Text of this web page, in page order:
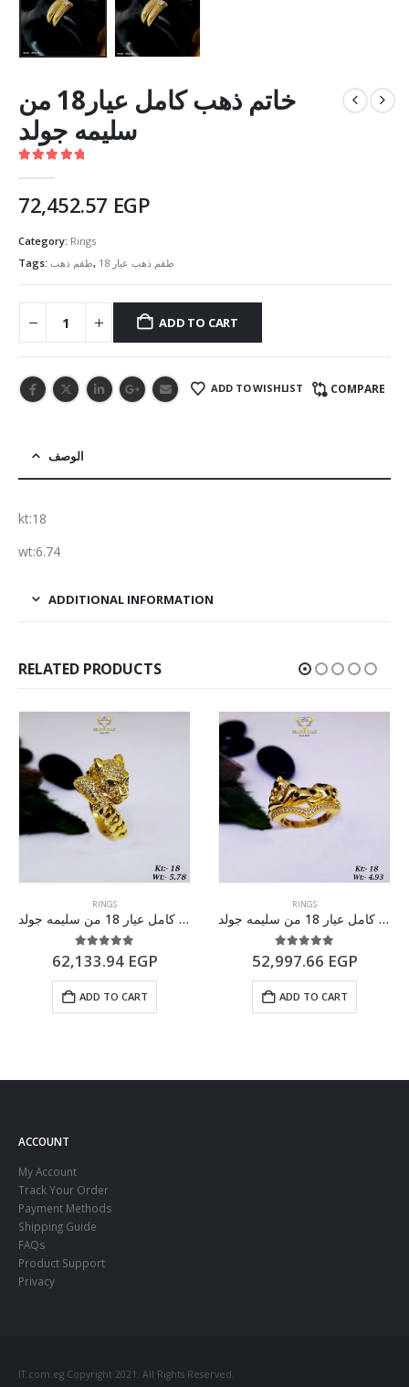
خاتم ذهب كامل عيار18 من
سليمه جولد
72,452.57 EGP
Category: Rings
Tags: طقم ذهب, طقم ذهب عيار 18
ADD TO CART
ADD TO WISHLIST COMPARE
الوصف
kt:18
wt:6.74
ADDITIONAL INFORMATION
RELATED PRODUCTS
RINGS
خاتم ذهب كامل عيار 18 من سليمه جولد
5.00 out of 5
62,133.94 EGP
ADD TO CART
RINGS
خاتم ذهب كامل عيار 18 من سليمه جولد
5.00 out of 5
52,997.66 EGP
ADD TO CART
ACCOUNT
My Account
Track Your Order
Payment Methods
Shipping Guide
FAQs
Product Support
Privacy
IT.com.eg Copyright 2021. All Rights Reserved.